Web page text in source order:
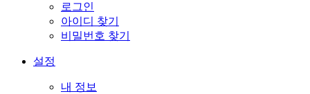
로그인
아이디 찾기
비밀번호 찾기
설정
내 정보